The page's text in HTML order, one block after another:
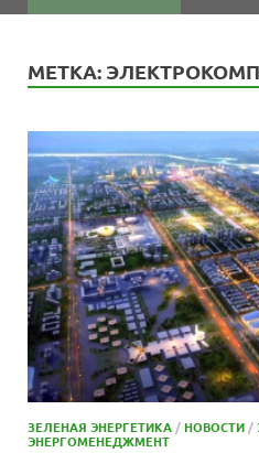
МЕТКА:
ЗЕЛЕНАЯ ЭНЕРГЕТИКА /НОВОСТИ /
ЭНЕРГОМЕНЕДЖМЕНТ